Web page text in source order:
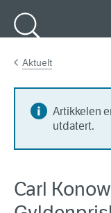
Aktuelt
Artikkelen
utdatert.
Carl